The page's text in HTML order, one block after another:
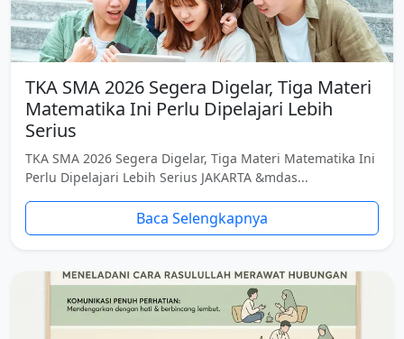
TKA SMA 2026 Segera Digelar, Tiga Materi
Matematika Ini Perlu Dipelajari Lebih
Serius
TKA SMA 2026 Segera Digelar, Tiga Materi Matematika Ini
Perlu Dipelajari Lebih Serius JAKARTA &mdas...
Baca Selengkapnya